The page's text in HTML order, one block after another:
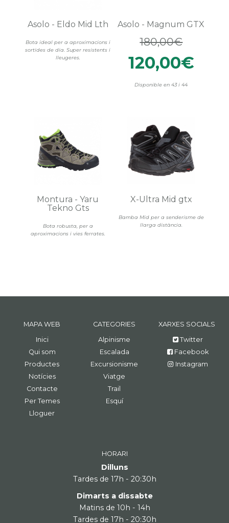
Bota ideal per a aproximacions i
sortides de dia. Super resistents i
lleugeres.
Asolo - Eldo Mid Lth
Disponible en 43 i 44
Asolo - Magnum GTX
180,00€
120,00€
Bota robusta, per a
aproximacions i vies ferrates.
Montura - Yaru
Tekno Gts
Bamba Mid per a senderisme de
llarga distància.
X-Ultra Mid gtx
MAPA WEB
Inici
Qui som
Productes
Notícies
Contacte
Per Temes
Lloguer
CATEGORIES
Alpinisme
Escalada
Excursionisme
Viatge
Trail
Esquí
XARXES SOCIALS
Twitter
Facebook
Instagram
HORARI
Dilluns
Tardes de 17h - 20:30h
Dimarts a dissabte
Matins de 10h - 14h
Tardes de 17h - 20:30h